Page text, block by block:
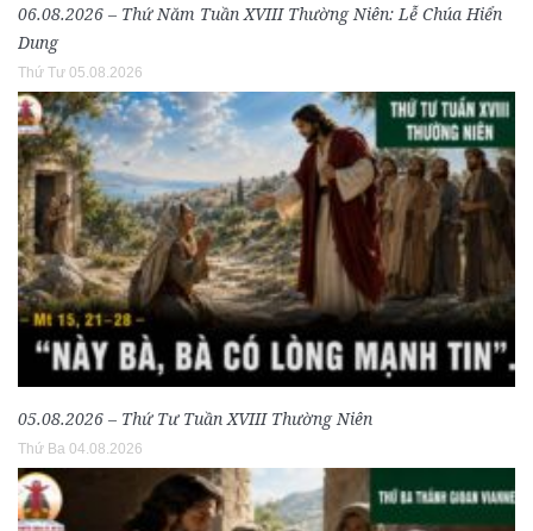
06.08.2026 – Thứ Năm Tuần XVIII Thường Niên: Lễ Chúa Hiển
Dung
Thứ Tư 05.08.2026
05.08.2026 – Thứ Tư Tuần XVIII Thường Niên
Thứ Ba 04.08.2026